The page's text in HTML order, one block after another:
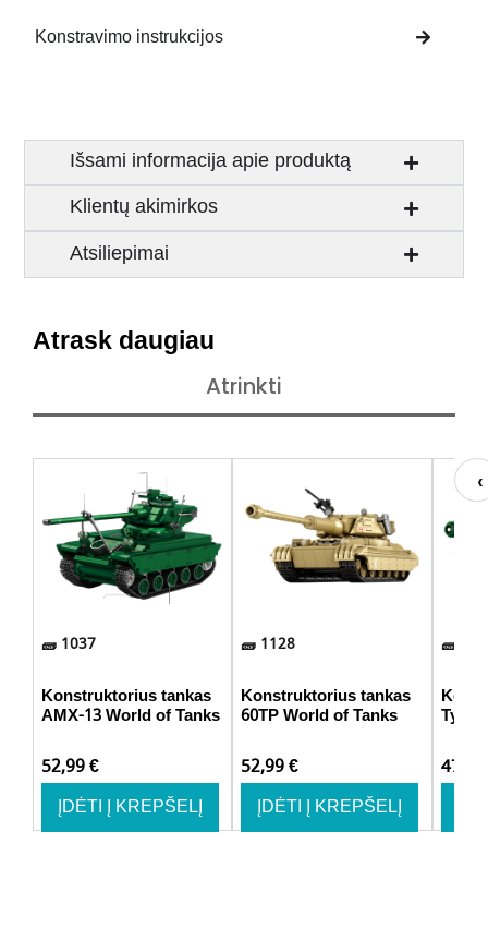
Konstravimo instrukcijos
Išsami informacija apie produktą
Klientų akimirkos
Atsiliepimai
Atrask daugiau
Atrinkti
1037
Konstruktorius tankas
AMX-13 World of Tanks
52,99€
ĮDĖTI Į KREPŠELĮ
1128
Konstruktorius tankas
60TP World of Tanks
52,99€
ĮDĖTI Į KREPŠELĮ
Type
47,99